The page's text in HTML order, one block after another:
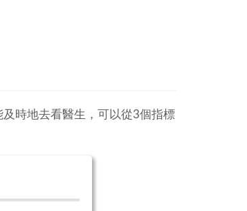
時地去看醫生，可以從3個指標